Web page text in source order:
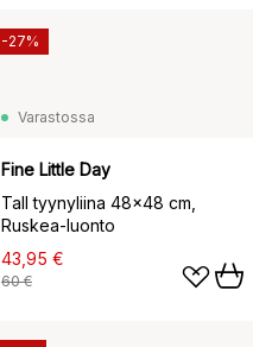
Varastossa
Fine Little Day
Tall tyynyliina 48x48 cm,
Ruskea-luonto
43,95 €
60 €
-27%